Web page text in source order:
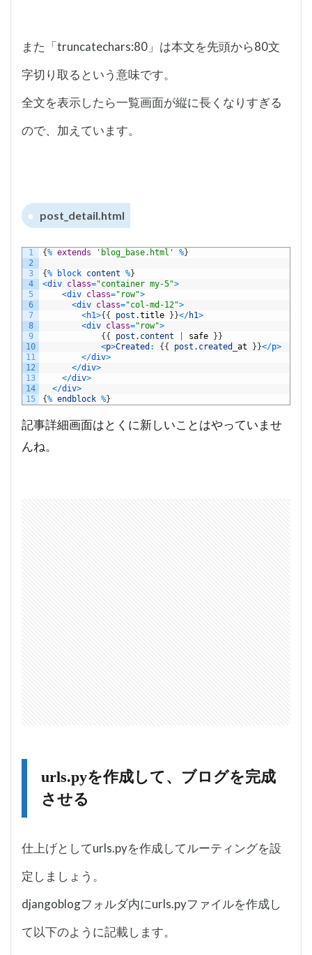
また「truncatechars:80」は本文を先頭から80文
字切り取るという意味です。
全文を表示したら一覧画面が縦に長くなりすぎる
ので、加えています。
post_detail.html
1
2
3
4
5
6
7
8
9
10
11
12
13
14
15
{% extends 'blog_base.html' %}
{% block content %}
<div class="container my-5">
<div class="row">
<div class="col-md-12">
<h1>{ { post .title } }</h1>
<div class="row">
{ { post . content safe } }
<p>Created : { { post . created at } }</p>
</div>
</div>
</div>
</div>
{% endblock %}
記事詳細画面はとくに新しいことはやっていませ
んね。
urls.pyを作成して、ブログを完成
させる
仕上げとしてurls.pyを作成してルーティングを設
定しましょう。
djangoblogフォルダ内にurls.pyファイルを作成し
て以下のように記載します。